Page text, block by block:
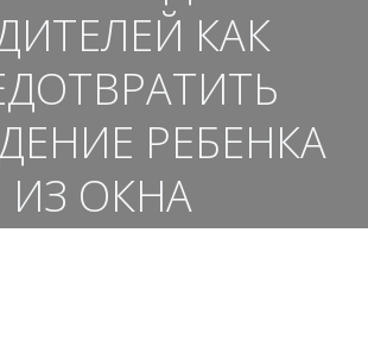
КАК
РЕБЕНКА
ИЗ ОКНА